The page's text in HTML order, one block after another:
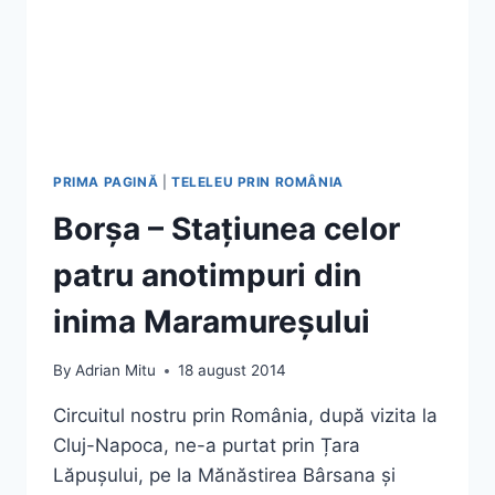
PRIMA PAGINĂ TELELEU PRIN ROMÂNIA
Borșa – Stațiunea celor
patru anotimpuri din
inima Maramureșului
By Adrian Mitu 18 august 2014
Circuitul nostru prin România, după vizita la
Cluj-Napoca, ne-a purtat prin Țara
Lăpușului, pe la Mănăstirea Bârsana și